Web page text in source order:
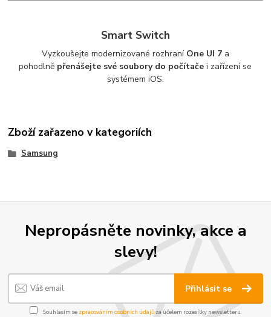
Smart Switch
Vyzkoušejte modernizované rozhraní One UI 7a
pohodlně přenášejte své soubory do počítače i zařízení se
systémem iOS.
Zboží zařazeno v kategoriích
Samsung
Nepropásněte novinky, akce a
slevy!
Přihlásit se
Souhlasím se zpracováním osobních údajůza účelem rozesílky newsletteru.